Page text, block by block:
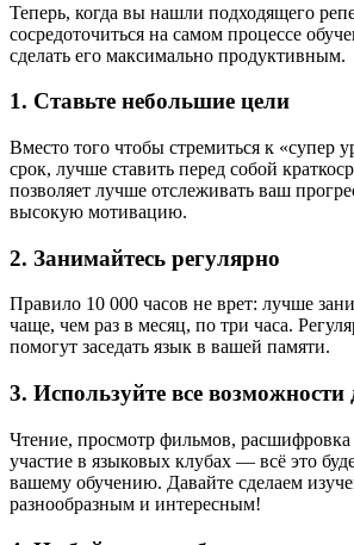
Теперь, когда вы нашли подходящего
сосредоточиться на самом процессе
сделать его максимально продуктивным.
1. Ставьте небольшие цели
Вместо того чтобы стремиться к «супер
срок, лучше ставить перед собой
позволяет лучше отслеживать ваш
высокую мотивацию.
2. Занимайтесь регулярно
Правило 10 000 часов не врет: лучше
чаще, чем раз в месяц, по три часа.
помогут заседать язык в вашей памяти.
3. Используйте все
Чтение, просмотр фильмов, расшифровка
участие в языковых клубах — всё это
вашему обучению. Давайте сделаем
разнообразным и интересным!